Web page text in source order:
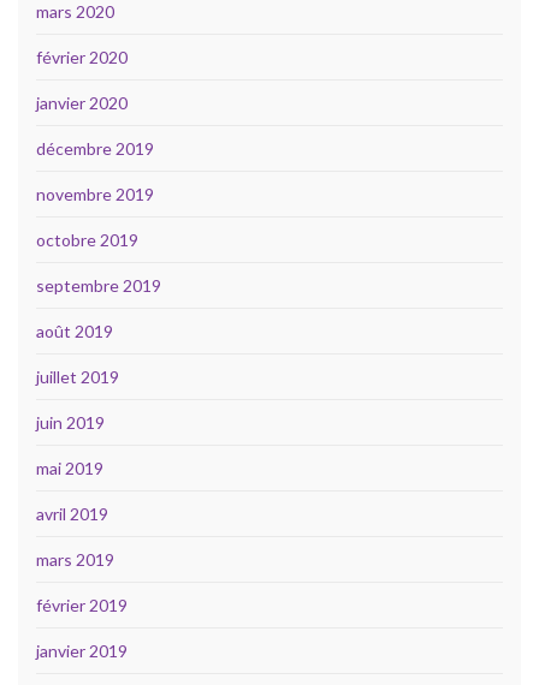
mars 2020
février 2020
janvier 2020
décembre 2019
novembre 2019
octobre 2019
septembre 2019
août 2019
juillet 2019
juin 2019
mai 2019
avril 2019
mars 2019
février 2019
janvier 2019